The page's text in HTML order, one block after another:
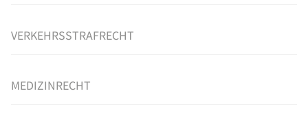
VERKEHRSSTRAFRECHT
MEDIZINRECHT